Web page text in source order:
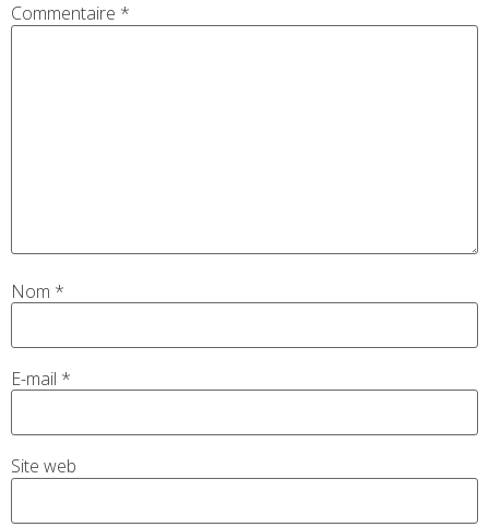
Commentaire *
Nom *
E-mail *
Site web